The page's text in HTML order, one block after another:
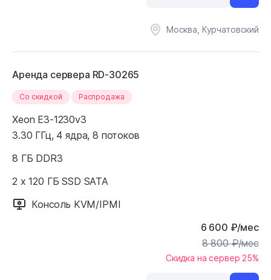
Москва, Курчатовский
Аренда сервера RD-30265
Cо скидкой Распродажа
Xeon E3-1230v3
3.30 ГГц, 4 ядра, 8 потоков
8 ГБ DDR3
2 x 120 ГБ SSD SATA
Консоль KVM/IPMI
6 600 ₽/мес
8 800₽/мес
Скидка на сервер 25%